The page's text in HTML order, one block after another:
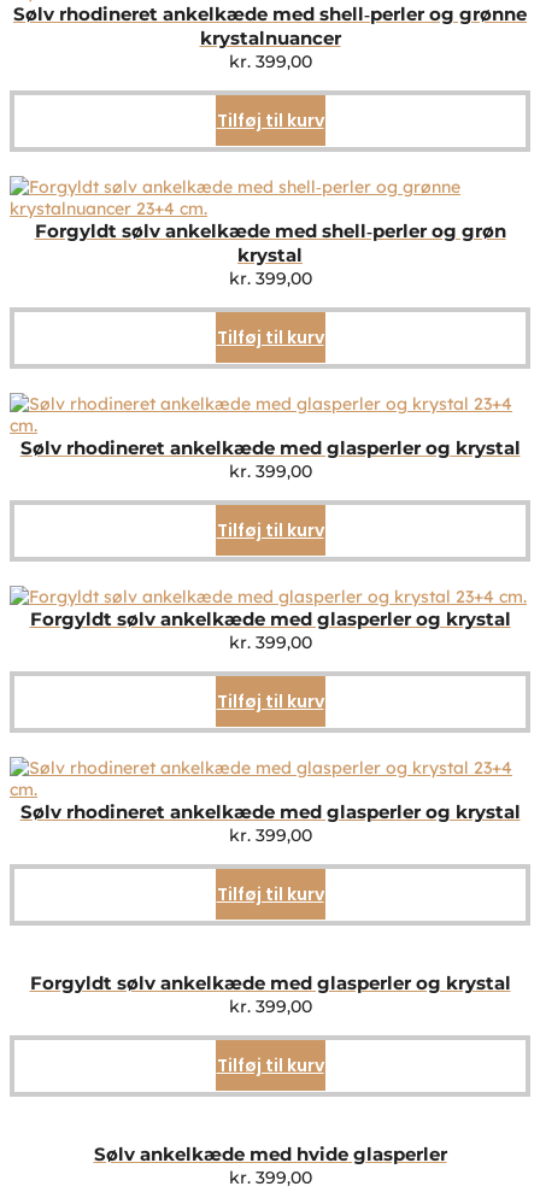
Sølv rhodineret ankelkæde med shell‑perler og grønne
krystalnuancer
kr.399,00
Tilføj til kurv
Forgyldt sølv ankelkæde med shell‑perler og grøn
krystal
kr.399,00
Tilføj til kurv
Sølv rhodineret ankelkæde med glasperler og krystal
kr.399,00
Tilføj til kurv
Forgyldt sølv ankelkæde med glasperler og krystal
kr.399,00
Tilføj til kurv
Sølv rhodineret ankelkæde med glasperler og krystal
kr.399,00
Tilføj til kurv
Forgyldt sølv ankelkæde med glasperler og krystal
kr.399,00
Tilføj til kurv
Sølv ankelkæde med hvide glasperler
kr.399,00